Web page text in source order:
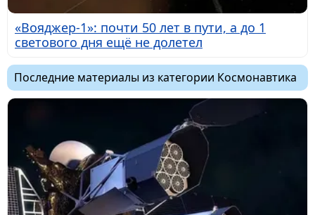
«Вояджер-1»: почти 50 лет в пути, а до 1
светового дня ещё не долетел
Последние материалы из категории Космонавтика